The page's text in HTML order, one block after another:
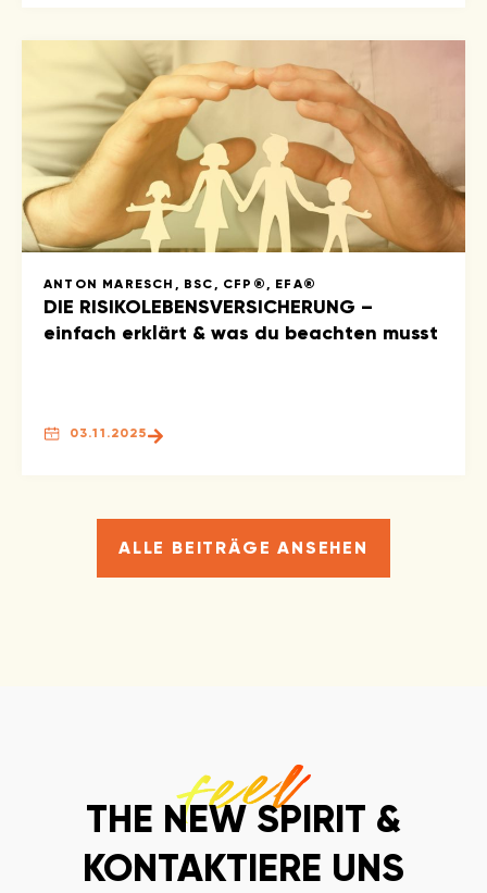
ANTON MARESCH, BSC, CFP®, EFA®
DIE RISIKOLEBENSVERSICHERUNG –
einfach erklärt & was du beachten musst
03.11.2025
ALLE BEITRÄGE ANSEHEN
THE NEW SPIRIT &
KONTAKTIERE UNS